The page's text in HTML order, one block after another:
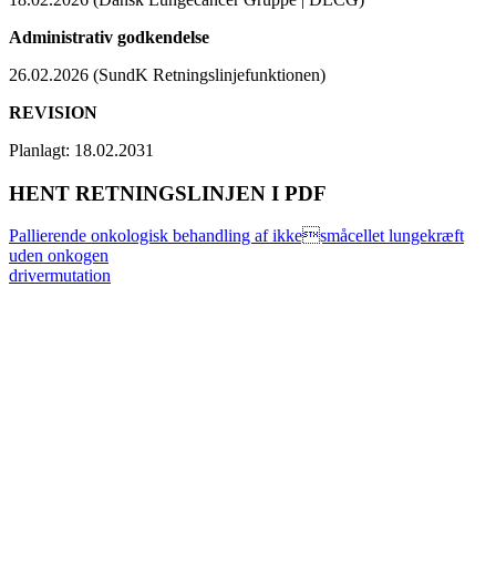
Administrativ godkendelse
26.02.2026 (SundK Retningslinjefunktionen)
REVISION
Planlagt: 18.02.2031
HENT RETNINGSLINJEN I PDF
Pallierende onkologisk behandling af ikkesmåcellet lungekræft
uden onkogen
drivermutation